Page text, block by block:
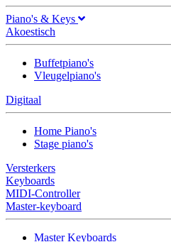
Piano's & Keys
Akoestisch
Buffetpiano's
Vleugelpiano's
Digitaal
Home Piano's
Stage piano's
Versterkers
Keyboards
MIDI-Controller
Master-keyboard
Master Keyboards